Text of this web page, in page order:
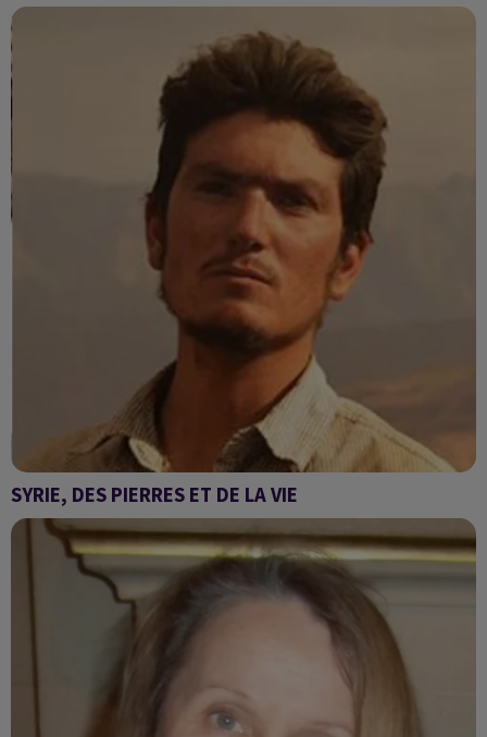
Grand angle : Avec Georges Malbrunot (Le Figaro) et David
Rigoulet Roze (IRIS)
SYRIE, DES PIERRES ET DE LA VIE
L’invité du jour : Vincent Gélot